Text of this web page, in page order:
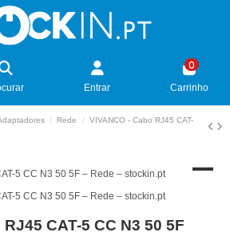
Entrar
0
Carrinho
Rede
VIVANCO - Cabo RJ45 CAT-
CAT-5 CC N3 50 5F